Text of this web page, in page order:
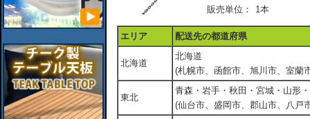
販売単位：
1本
エリア 配送先の都道府県
北海道
北海道
(札幌市、函館市、旭川市、室蘭
東北
青森・岩手・秋田・宮城・山形
(仙台市、盛岡市、郡山市、八戸